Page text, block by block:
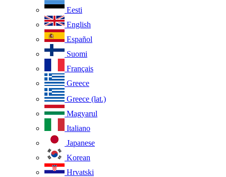
Eesti
English
Español
Suomi
Français
Greece
Greece (lat.)
Magyarul
Italiano
Japanese
Korean
Hrvatski